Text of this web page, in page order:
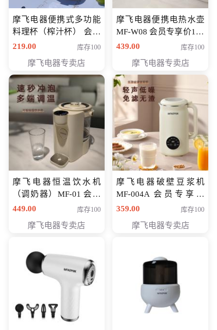
摩飞电器便携式多功能
料理杯（榨汁杯） 会员
专享价118元
219.00 库存100
摩飞电器专卖店
摩飞电器便携电热水壶
MF-W08 会员专享价198
元
439.00 库存100
摩飞电器专卖店
摩飞电器恒温饮水机
（调奶器）MF-01 会员
专享价366元
449.00 库存100
摩飞电器专卖店
摩飞电器破壁豆浆机
MF-004A 会员专享价
168元
359.00 库存100
摩飞电器专卖店